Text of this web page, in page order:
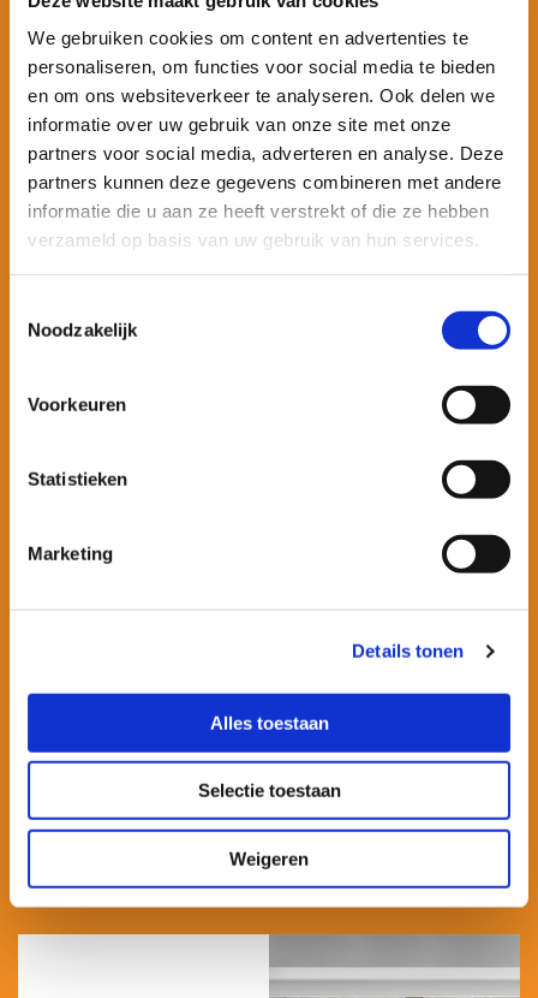
We gebruiken cookies om content en advertenties te
personaliseren, om functies voor social media te bieden
en om ons websiteverkeer te analyseren. Ook delen we
informatie over uw gebruik van onze site met onze
partners voor social media, adverteren en analyse. Deze
partners kunnen deze gegevens combineren met andere
informatie die u aan ze heeft verstrekt of die ze hebben
verzameld op basis van uw gebruik van hun services.
Noodzakelijk
Voorkeuren
Statistieken
Marketing
Details tonen
Alles toestaan
Selectie toestaan
Weigeren
Houten jaloezieën
Klik hier voor meer